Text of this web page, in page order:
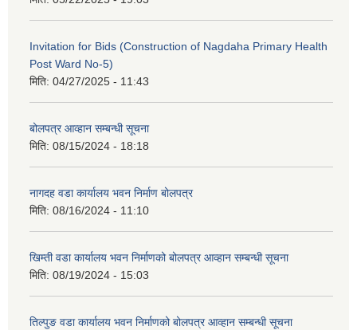
Invitation for Bids (Construction of Nagdaha Primary Health
Post Ward No-5)
मिति: 04/27/2025 - 11:43
बोलपत्र आव्हान सम्बन्धी सूचना
मिति: 08/15/2024 - 18:18
नागदह वडा कार्यालय भवन निर्माण बोलपत्र
मिति: 08/16/2024 - 11:10
खिम्ती वडा कार्यालय भवन निर्माणको बोलपत्र आव्हान सम्बन्धी सूचना
मिति: 08/19/2024 - 15:03
तिल्पुङ वडा कार्यालय भवन निर्माणको बोलपत्र आव्हान सम्बन्धी सूचना